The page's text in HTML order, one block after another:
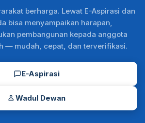
berharga. Lewat E-Aspirasi dan
bisa menyampaikan harapan,
pembangunan kepada anggota
— mudah, cepat, dan terverifikasi.
E-Aspirasi
Wadul Dewan